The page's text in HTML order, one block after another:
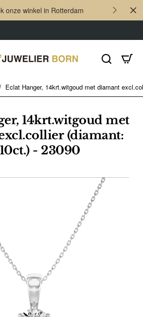
onze winkel in Rotterdam
14krt.witgoud met
(diamant:
- 23090
Eclat Hanger, 14krt.witgoud met diamant